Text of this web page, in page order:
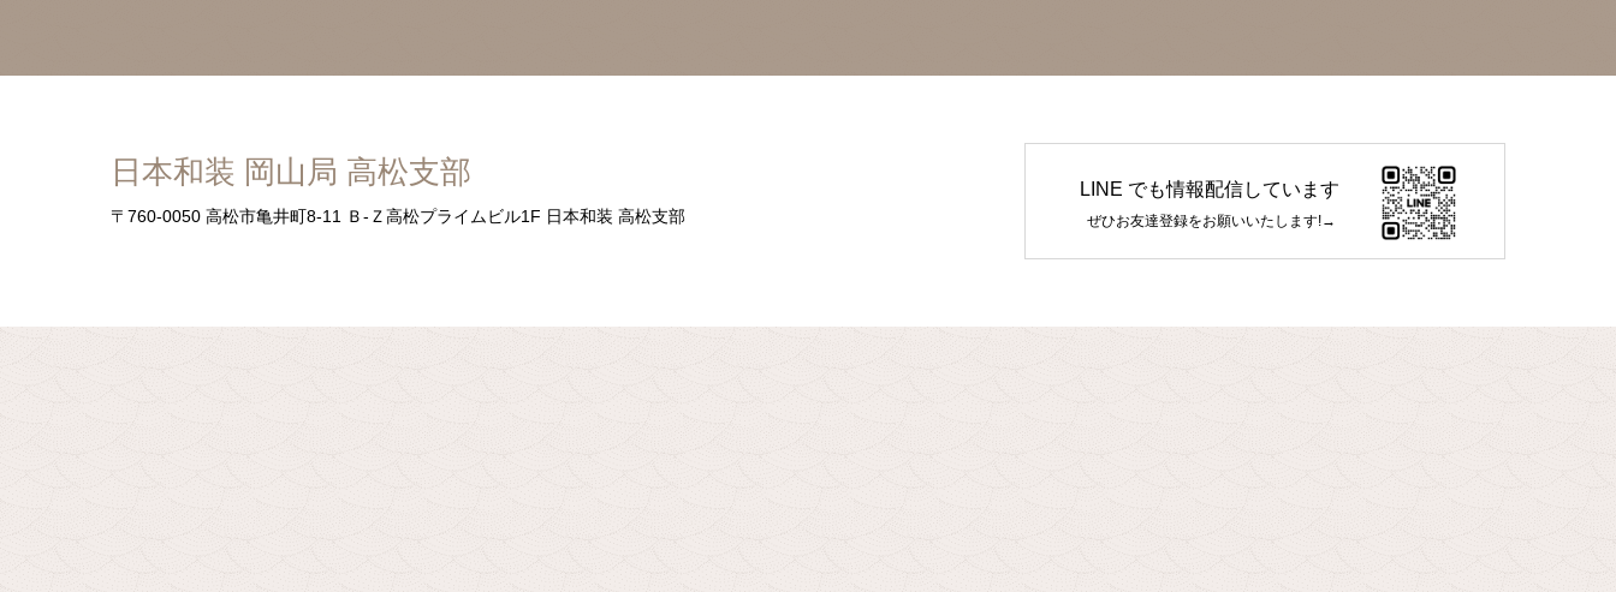
日本和装 岡山局 高松支部
〒760-0050 高松市亀井町8-11 Ｂ-Ｚ高松プライムビル1F 日本和装 高松支部
LINE でも情報配信しています
ぜひお友達登録をお願いいたします!→